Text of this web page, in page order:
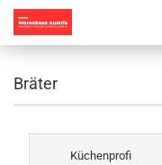
Bräter
Küchenprofi